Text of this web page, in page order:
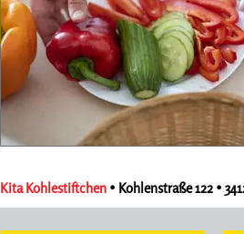
Kita Kohlestiftchen • Kohlenstraße 122 •